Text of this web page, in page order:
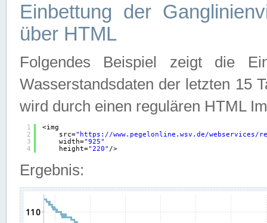
Einbettung der
über HTML
Folgendes Beispiel zeigt die
Wasserstandsdaten der letzten 15
wird durch einen regulären HTML
1
2
3
4
<img
src=" https://www.pegelonline.wsv.de/webservices/
width="925"
height="220" />
Ergebnis: